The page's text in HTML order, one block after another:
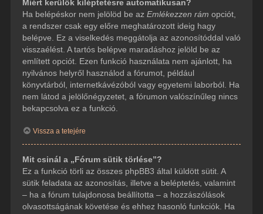
Miért kerülök kiléptetésre automatikusan?
Ha belépéskor nem jelölöd be az Emlékezzen rám opciót,
a rendszer csak egy előre meghatározott ideig hagy
belépve. Ez a viselkedés meggátolja az azonosítóddal való
visszaélést. A tartós belépve maradáshoz jelöld be az
említett opciót. Ezen funkció használata nem ajánlott, ha
nyilvános helyről használod a fórumot, például
könyvtárból, internetkávézóból vagy egyetemi laborból. Ha
nem látod a jelölőnégyzetet, a fórumon valószínűleg nincs
bekapcsolva ez a funkció.
Vissza a tetejére
Mit csinál a „Fórum sütik törlése”?
Ez a funkció törli az összes phpBB3 által küldött sütit. A
sütik feladata az azonosítás, illetve a beléptetés, valamint
– ha a fórum tulajdonosa beállította – a hozzászólások
olvasottságának követése és ehhez hasonló funkciók. Ha